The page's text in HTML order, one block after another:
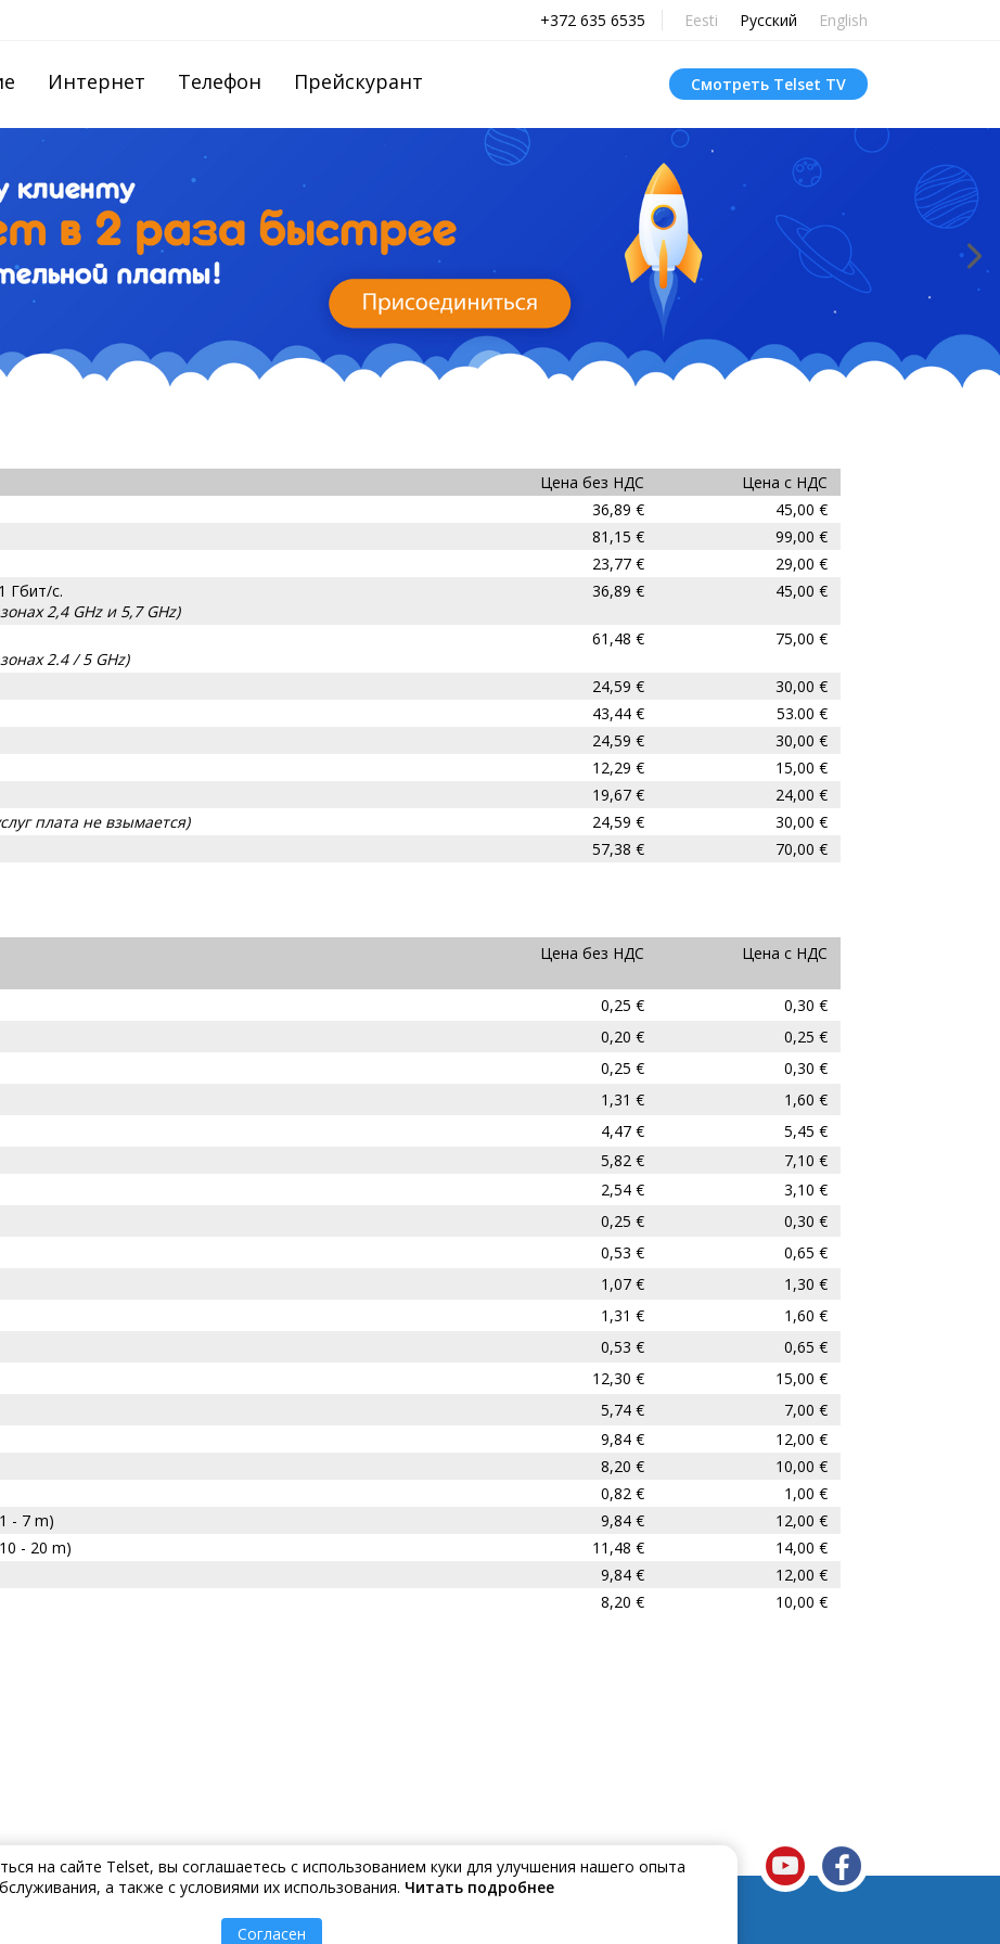
+372 635 6535 Eesti Русский English
Интернет Телефон Прейскурант Смотреть Telset TV
на сайте Telset, вы соглашаетесь с использованием куки для улучшения нашего опыта
а также с условиями их использования. Читать подробнее
Согласен
Цена без НДС
Цена с НДС
36,89 €
45,00 €
81,15 €
99,00 €
23,77 €
29,00 €
Гбит/с.
2,4 GHz и 5,7 GHz)
36,89 € 45,00 €
2.4 / 5 GHz)
61,48 € 75,00 €
24,59 €
30,00 €
43,44 €
53.00 €
24,59 €
30,00 €
12,29 €
15,00 €
19,67 €
24,00 €
плата не взымается) 24,59 €
30,00 €
57,38 € 70,00 €
Цена без НДС Цена с НДС
0,25 €
0,30 €
0,20 €
0,25 €
0,25 €
0,30 €
1,31 €
1,60 €
4,47 €
5,45 €
5,82 €
7,10 €
2,54 €
3,10 €
0,25 €
0,30 €
0,53 €
0,65 €
1,07 €
1,30 €
1,31 €
1,60 €
0,53 €
0,65 €
12,30 €
15,00 €
5,74 €
7,00 €
9,84 €
12,00 €
8,20 €
10,00 €
0,82 €
1,00 €
- 7 m)
9,84 €
12,00 €
- 20 m)
11,48 €
14,00 €
9,84 €
12,00 €
8,20 € 10,00 €
Ваш дом не подключён к сети Telset ?